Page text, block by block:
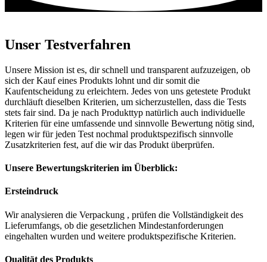
Unser Testverfahren
Unsere Mission ist es, dir schnell und transparent aufzuzeigen, ob
sich der Kauf eines Produkts lohnt und dir somit die
Kaufentscheidung zu erleichtern. Jedes von uns getestete Produkt
durchläuft dieselben Kriterien, um sicherzustellen, dass die Tests
stets fair sind. Da je nach Produkttyp natürlich auch individuelle
Kriterien für eine umfassende und sinnvolle Bewertung nötig sind,
legen wir für jeden Test nochmal produktspezifisch sinnvolle
Zusatzkriterien fest, auf die wir das Produkt überprüfen.
Unsere Bewertungskriterien im Überblick:
Ersteindruck
Wir analysieren die Verpackung , prüfen die Vollständigkeit des
Lieferumfangs, ob die gesetzlichen Mindestanforderungen
eingehalten wurden und weitere produktspezifische Kriterien.
Qualität des Produkts